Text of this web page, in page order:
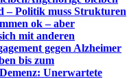
– Politik muss Strukturen
ok – aber
mit anderen
gegen Alzheimer
bis zum
Unerwartete